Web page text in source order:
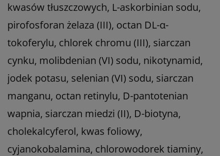
kwasów tłuszczowych, L-askorbinian sodu,
pirofosforan żelaza (III), octan DL-α-
tokoferylu, chlorek chromu (III), siarczan
cynku, molibdenian (VI) sodu, nikotynamid,
jodek potasu, selenian (VI) sodu, siarczan
manganu, octan retinylu, D-pantotenian
wapnia, siarczan miedzi (II), D-biotyna,
cholekalcyferol, kwas foliowy,
cyjanokobalamina, chlorowodorek tiaminy,